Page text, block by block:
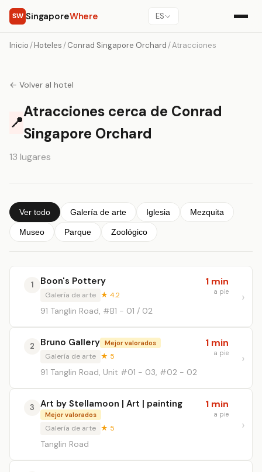
SW SingaporeWhere ES
Inicio /Hoteles /Conrad Singapore Orchard /Atracciones
← Volver al hotel
📍
Atracciones cerca de Conrad
Singapore Orchard
13 lugares
Ver todo Galería de arte Iglesia Mezquita
Museo Parque Zoológico
1 Boon's Pottery
Galería de arte ★ 4.2
91 Tanglin Road, #B1 - 01 / 02
1 min
a pie
2 Bruno Gallery Mejor valorados
Galería de arte ★ 5
91 Tanglin Road, Unit #01 - 03, #02 - 02
1 min
a pie
3 Art by Stellamoon | Art | painting
Mejor valorados
Galería de arte ★ 5
Tanglin Road
1 min
a pie